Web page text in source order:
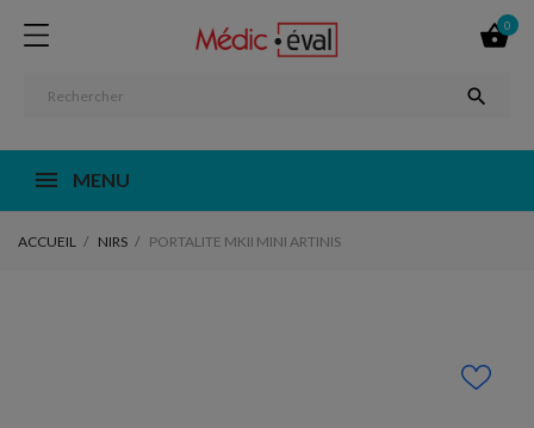

0

MENU
ACCUEIL NIRS PORTALITE MKII MINI ARTINIS